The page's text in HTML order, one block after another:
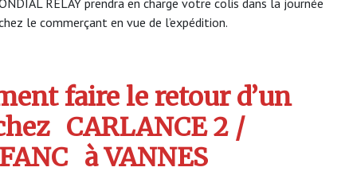
le commerçant en vue de l’expédition.
faire le retour d’un
CARLANCE 2 /
à VANNES